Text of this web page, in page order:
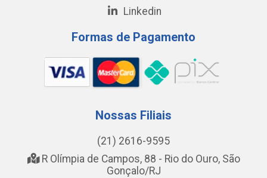
Linkedin
Formas de Pagamento
Nossas Filiais
(21) 2616-9595
R Olímpia de Campos, 88 - Rio do Ouro, São
Gonçalo/RJ